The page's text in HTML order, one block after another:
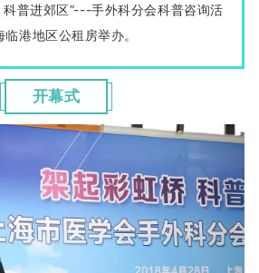
普进郊区”---手外科分会科普咨询活
港地区公租房举办。
开幕式